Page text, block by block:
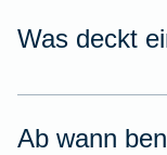
Was deckt
Ab wann